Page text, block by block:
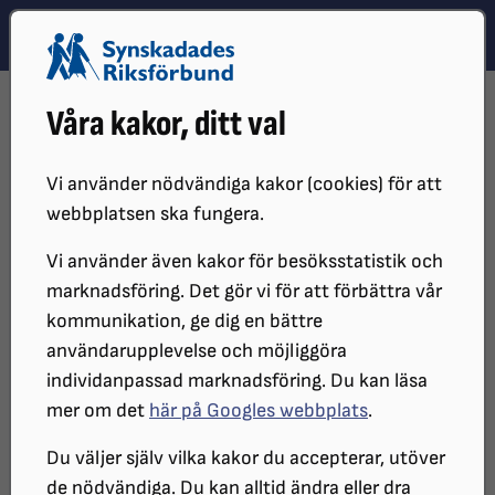
Våra kakor, ditt val
Vi använder nödvändiga kakor (cookies) för att
webbplatsen ska fungera.
Vi använder även kakor för besöksstatistik och
marknadsföring. Det gör vi för att förbättra vår
kommunikation, ge dig en bättre
användarupplevelse och möjliggöra
individanpassad marknadsföring. Du kan läsa
mer om det här på Googles webbplats.
Du väljer själv vilka kakor du accepterar, utöver
de nödvändiga. Du kan alltid ändra eller dra
Hoppa till innehåll
Hoppa till hitta snabbt
DISTRIKT
SRF BOHUSLÄN
TILLGÄNGLIGHETSPRIS
SRF Bohusläns
tillgänglighetspris 2024
Bästa Service gick till Ica Matmor i
Trollhättan